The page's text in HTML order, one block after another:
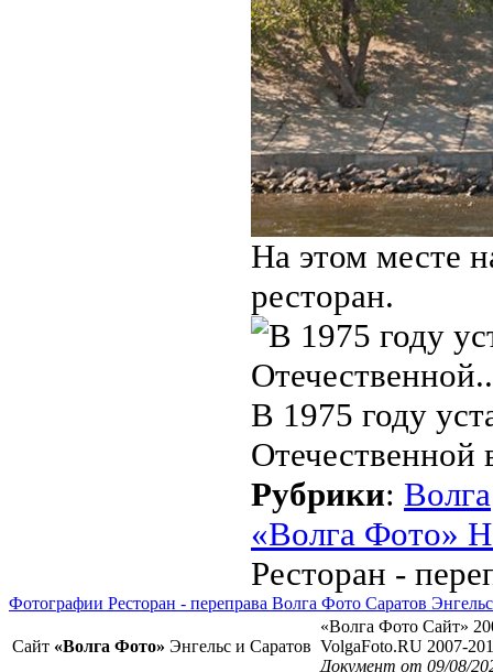
На этом месте
ресторан.
В 1975 году
Отечественной
Рубрики: Волга
«Волга Фото»
Ресторан -
Фотографии Ресторан - переправа Волга Фото Саратов Энгельс
Сайт «Волга Фото» Энгельс и Саратов
«Волга Фото Сайт»
VolgaFoto.RU 2007-
Документ от 09/08/